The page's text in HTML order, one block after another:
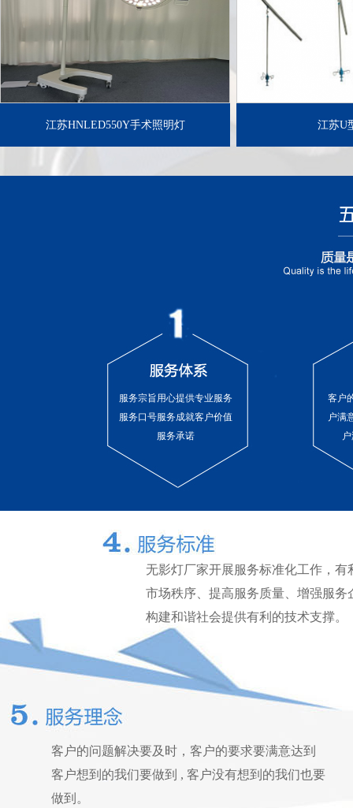
江苏HNLED550Y手术照明灯
了解详情+
江苏U
了
服务宗旨用心提供专业服务
服务口号服务成就客户价值
服务承诺
客户
户满
无影灯厂家开展服务标准化工作，有
市场秩序、提高服务质量、增强服务
构建和谐社会提供有利的技术支撑。
客户的问题解决要及时，客户的要求要满意达到
客户想到的我们要做到 , 客户没有想到的我们也要
做到。